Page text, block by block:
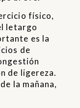
físico,
letargo
es la
de
de ligereza.
la mañana,